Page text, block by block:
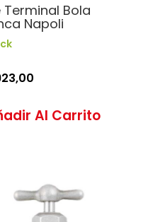
Terminal Bola
Napoli
Al Carrito